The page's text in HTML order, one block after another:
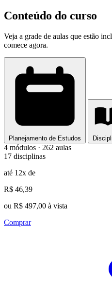
Conteúdo do curso
Veja a grade de aulas que estão
comece agora.
Planejamento de Estudos
4 módulos · 262 aulas
17 disciplinas
até 12x de
R$ 46,39
ou R$ 497,00 à vista
Comprar